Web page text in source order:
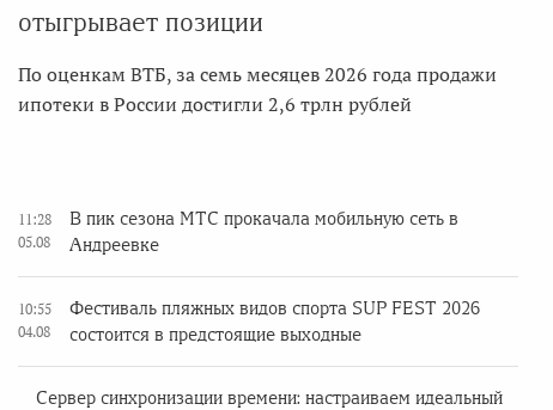
отыгрывает позиции
По оценкам ВТБ, за семь месяцев 2026 года продажи
ипотеки в России достигли 2,6 трлн рублей
11:28
05.08
В пик сезона МТС прокачала мобильную сеть в
Андреевке
10:55
04.08
Фестиваль пляжных видов спорта SUP FEST 2026
состоится в предстоящие выходные
Сервер синхронизации времени: настраиваем идеальный